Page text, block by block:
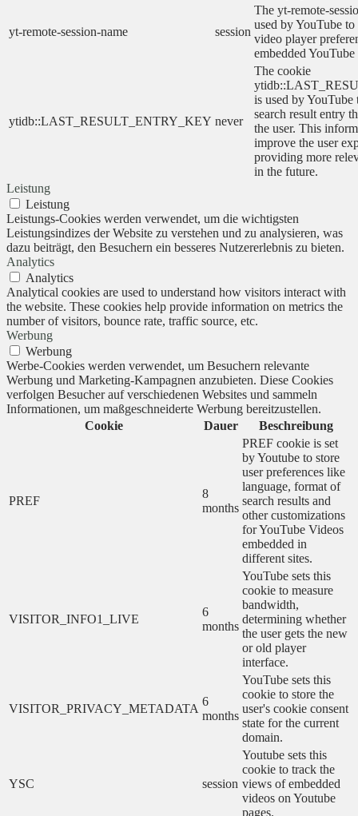
yt-remote-session-name session
The yt-remote-
used by YouTube to
video player
embedded
ytidb::LAST_RESULT_ENTRY_KEY never
The cookie
is used by YouTube
search result entry
the user. This
improve the user
providing more
in the future.
Leistung
Leistung
Leistungs-Cookies werden verwendet, um die wichtigsten
Leistungsindizes der Website zu verstehen und zu analysieren, was
dazu beiträgt, den Besuchern ein besseres Nutzererlebnis zu bieten.
Analytics
Analytics
Analytical cookies are used to understand how visitors interact with
the website. These cookies help provide information on metrics the
number of visitors, bounce rate, traffic source, etc.
Werbung
Werbung
Werbe-Cookies werden verwendet, um Besuchern relevante
Werbung und Marketing-Kampagnen anzubieten. Diese Cookies
verfolgen Besucher auf verschiedenen Websites und sammeln
Informationen, um maßgeschneiderte Werbung bereitzustellen.
Cookie
Dauer Beschreibung
PREF
8
months
PREF cookie is set
by Youtube to store
user preferences like
language, format of
search results and
other customizations
for YouTube Videos
embedded in
different sites.
VISITOR_INFO1_LIVE
6
months
YouTube sets this
cookie to measure
bandwidth,
determining whether
the user gets the new
or old player
interface.
VISITOR_PRIVACY_METADATA
6
months
YouTube sets this
cookie to store the
user's cookie consent
state for the current
domain.
YSC session
Youtube sets this
cookie to track the
views of embedded
videos on Youtube
pages.